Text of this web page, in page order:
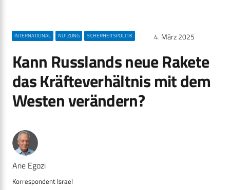
INTERNATIONAL NUTZUNG SICHERHEITSPOLITIK 4. März 2025
Kann Russlands neue Rakete
das Kräfteverhältnis mit dem
Westen verändern?
Arie Egozi
Korrespondent Israel